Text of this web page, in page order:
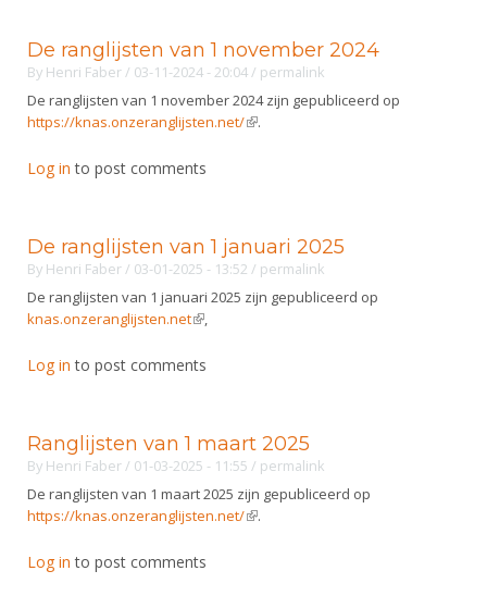
De ranglijsten van 1 november 2024
By Henri Faber/ 03-11-2024 - 20:04/ permalink
De ranglijsten van 1 november 2024 zijn gepubliceerd op
https://knas.onzeranglijsten.net/(link is external)
.
Log in to post comments
De ranglijsten van 1 januari 2025
By Henri Faber/ 03-01-2025 - 13:52 / permalink
De ranglijsten van 1 januari 2025 zijn gepubliceerd op
knas.onzeranglijsten.net(link is external)
,
Log in to post comments
Ranglijsten van 1 maart 2025
By Henri Faber/ 01-03-2025 - 11:55 / permalink
De ranglijsten van 1 maart 2025 zijn gepubliceerd op
https://knas.onzeranglijsten.net/(link is external)
.
Log in to post comments